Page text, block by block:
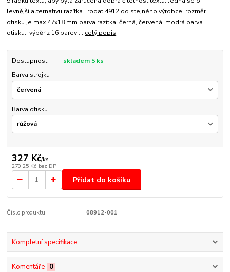
levnější alternativu razítka Trodat 4912 od stejného výrobce. rozměr
otisku je max 47x18 mm barva razítka: černá, červená, modrá barva
otisku: výběr z 16 barev ... celý popis
Dostupnost
skladem 5 ks
Barva strojku
Barva otisku
327 Kč/ks
270,25 Kč bez DPH
Přidat do košíku
Číslo produktu: 08912-001
Kompletní specifikace
Komentáře 0